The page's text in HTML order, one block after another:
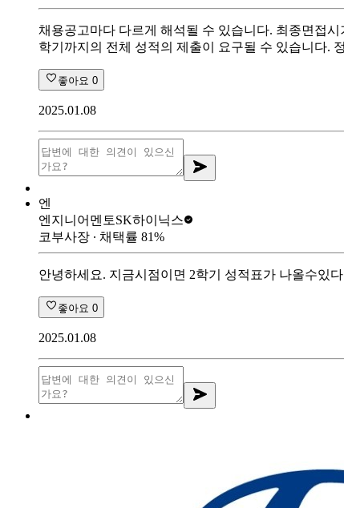
채용공고마다 다르게 해석될 수 있습니다. 최종면접
학기까지의 전체 성적의 제출이 요구될 수 있습니다.
좋아요 0
2025.01.08
엔
엔지니어멘토SK하이닉스
코부사장 ∙ 채택률 81%
안녕하세요. 지금시점이면 2학기 성적표가 나올수있
좋아요 0
2025.01.08